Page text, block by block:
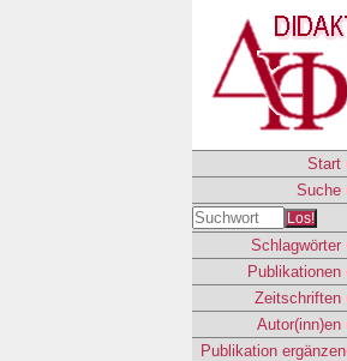
Start
Suche
Los!
Schlagwörter
Publikationen
Zeitschriften
Autor(inn)en
Publikation ergänzen